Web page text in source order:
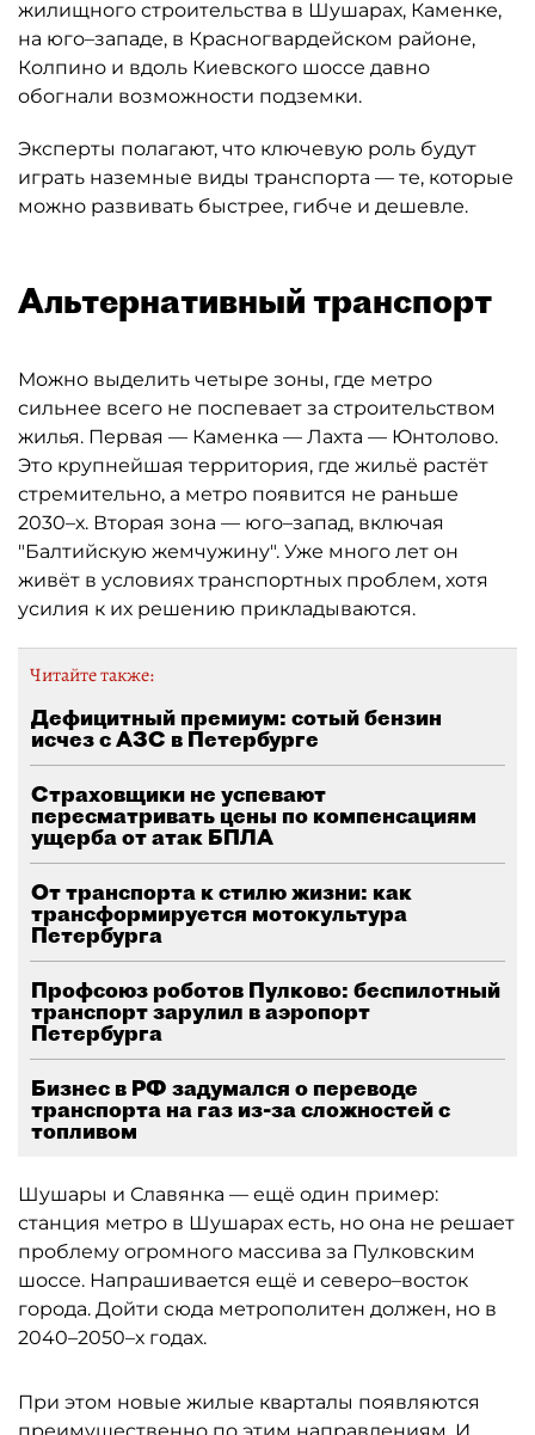
жилищного строительства в Шушарах, Каменке,
на юго–западе, в Красногвардейском районе,
Колпино и вдоль Киевского шоссе давно
обогнали возможности подземки.
Эксперты полагают, что ключевую роль будут
играть наземные виды транспорта — те, которые
можно развивать быстрее, гибче и дешевле.
Альтернативный транспорт
Можно выделить четыре зоны, где метро
сильнее всего не поспевает за строительством
жилья. Первая — Каменка — Лахта — Юнтолово.
Это крупнейшая территория, где жильё растёт
стремительно, а метро появится не раньше
2030–х. Вторая зона — юго–запад, включая
"Балтийскую жемчужину". Уже много лет он
живёт в условиях транспортных проблем, хотя
усилия к их решению прикладываются.
Читайте также:
Дефицитный премиум: сотый бензин
исчез с АЗС в Петербурге
Страховщики не успевают
пересматривать цены по компенсациям
ущерба от атак БПЛА
От транспорта к стилю жизни: как
трансформируется мотокультура
Петербурга
Профсоюз роботов Пулково: беспилотный
транспорт зарулил в аэропорт
Петербурга
Бизнес в РФ задумался о переводе
транспорта на газ из-за сложностей с
топливом
Шушары и Славянка — ещё один пример:
станция метро в Шушарах есть, но она не решает
проблему огромного массива за Пулковским
шоссе. Напрашивается ещё и северо–восток
города. Дойти сюда метрополитен должен, но в
2040–2050–х годах.
При этом новые жилые кварталы появляются